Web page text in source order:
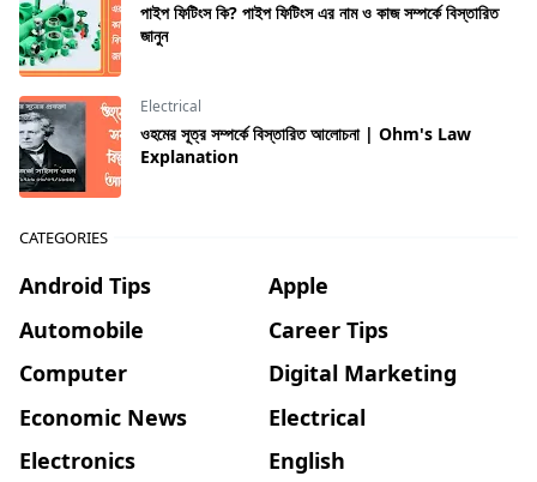
পাইপ ফিটিংস কি? পাইপ ফিটিংস এর নাম ও কাজ সম্পর্কে বিস্তারিত
জানুন
Electrical
ওহমের সূত্র সম্পর্কে বিস্তারিত আলোচনা | Ohm's Law
Explanation
CATEGORIES
Android Tips
Apple
Automobile
Career Tips
Computer
Digital Marketing
Economic News
Electrical
Electronics
English